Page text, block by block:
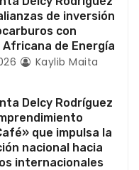
de inversión
con
Africana de Energía
Kaylib Maita
Delcy Rodríguez
que impulsa la
nacional hacia
internacionales